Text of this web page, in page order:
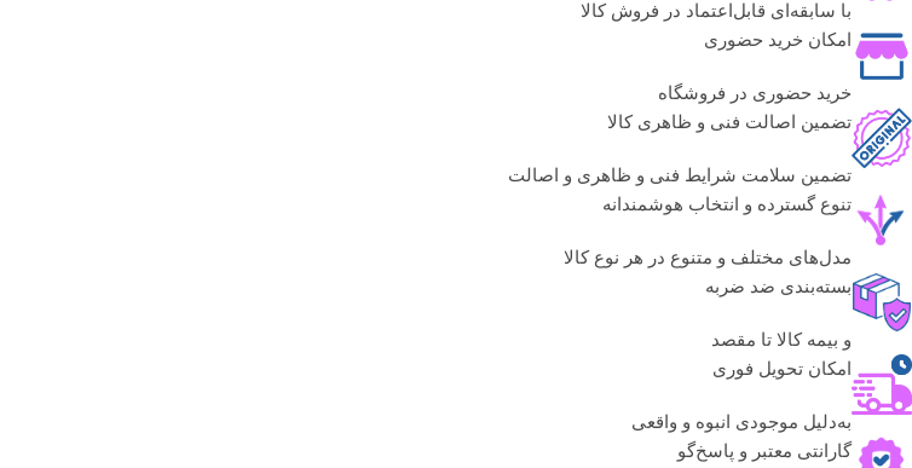
با سابقه‌ای قابل‌اعتماد در فروش کالا
امکان خرید حضوری
خرید حضوری در فروشگاه
تضمین اصالت فنی و ظاهری کالا
تضمین سلامت شرایط فنی و ظاهری و اصالت
تنوع گسترده و انتخاب هوشمندانه
مدل‌های مختلف و متنوع در هر نوع کالا
بسته‌بندی ضد ضربه
و بیمه کالا تا مقصد
امکان تحویل فوری
به‌دلیل موجودی انبوه و واقعی
گارانتی معتبر و پاسخ‌گو